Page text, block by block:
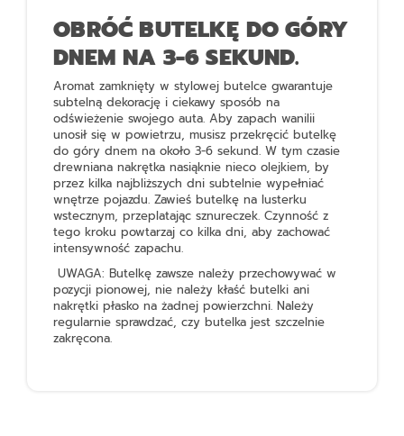
OBRÓĆ BUTELKĘ DO GÓRY
DNEM NA 3-6 SEKUND.
Aromat zamknięty w stylowej butelce gwarantuje
subtelną dekorację i ciekawy sposób na
odświeżenie swojego auta. Aby zapach wanilii
unosił się w powietrzu, musisz przekręcić butelkę
do góry dnem na około 3-6 sekund. W tym czasie
drewniana nakrętka nasiąknie nieco olejkiem, by
przez kilka najbliższych dni subtelnie wypełniać
wnętrze pojazdu. Zawieś butelkę na lusterku
wstecznym, przeplatając sznureczek. Czynność z
tego kroku powtarzaj co kilka dni, aby zachować
intensywność zapachu.
UWAGA: Butelkę zawsze należy przechowywać w
pozycji pionowej, nie należy kłaść butelki ani
nakrętki płasko na żadnej powierzchni. Należy
regularnie sprawdzać, czy butelka jest szczelnie
zakręcona.